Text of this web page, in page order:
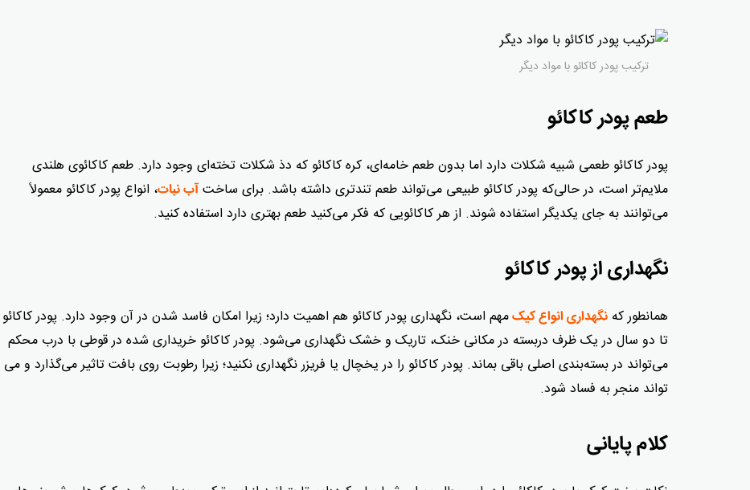
ترکیب پودر کاکائو با مواد دیگر
طعم پودر کاکائو
پودر کاکائو طعمی شبیه شکلات دارد اما بدون طعم خامه‌ای، کره کاکائو که دذ شکلات تخته‌ای وجود دارد. طعم کاکائوی هلندی
ملایم‌تر است، در حالی‌که پودر کاکائو طبیعی می‌تواند طعم تندتری داشته باشد. برای ساخت آب نبات، انواع پودر کاکائو معمولاً
می‌توانند به جای یکدیگر استفاده شوند. از هر کاکائویی که فکر می‌کنید طعم بهتری دارد استفاده کنید.
نگهداری از پودر کاکائو
همانطور که نگهداری انواع کیکمهم است، نگهداری پودر کاکائو هم اهمیت دارد؛ زیرا امکان فاسد شدن در آن وجود دارد. پودر کاکائو
تا دو سال در یک ظرف دربسته در مکانی خنک، تاریک و خشک نگهداری می‌شود. پودر کاکائو خریداری شده در قوطی با درب محکم
می‌تواند در بسته‌بندی اصلی باقی بماند. پودر کاکائو را در یخچال یا فریزر نگهداری نکنید؛ زیرا رطوبت روی بافت تاثیر می‌گذارد و می
تواند منجر به فساد شود.
کلام پایانی